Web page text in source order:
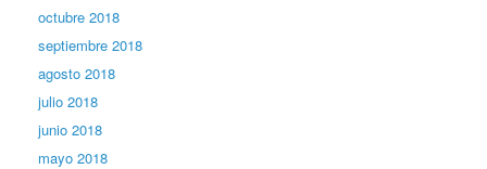
octubre 2018
septiembre 2018
agosto 2018
julio 2018
junio 2018
mayo 2018